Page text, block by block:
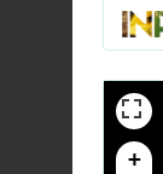
+